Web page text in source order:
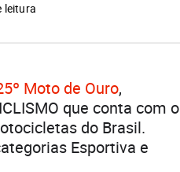
leitura
Moto de Ouro,
que conta com o
do Brasil.
Esportiva e